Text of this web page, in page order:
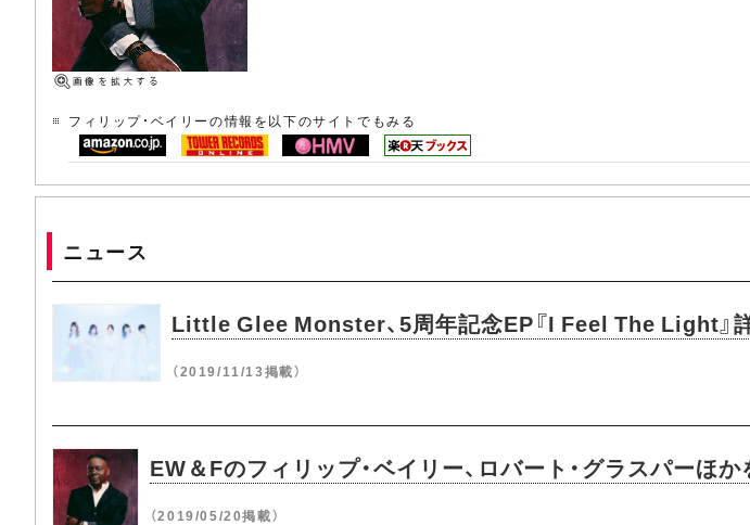
フィリップ・ベイリーの情報を以下のサイトでもみる
ニュース
Little Glee Monster、5周年記念EP『I Feel The Light』
（2019/11/13掲載）
EW＆Fのフィリップ・ベイリー、ロバート・グラスパーほ
（2019/05/20掲載）